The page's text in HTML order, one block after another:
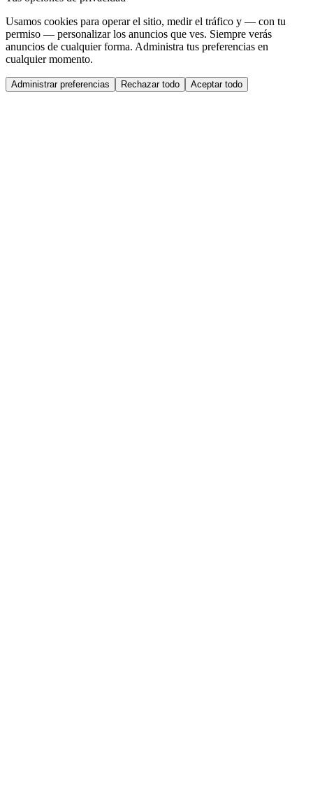
Usamos cookies para operar el sitio, medir el tráfico y — con tu
permiso — personalizar los anuncios que ves. Siempre verás
anuncios de cualquier forma. Administra tus preferencias en
cualquier momento.
Administrar preferencias Rechazar todo Aceptar todo